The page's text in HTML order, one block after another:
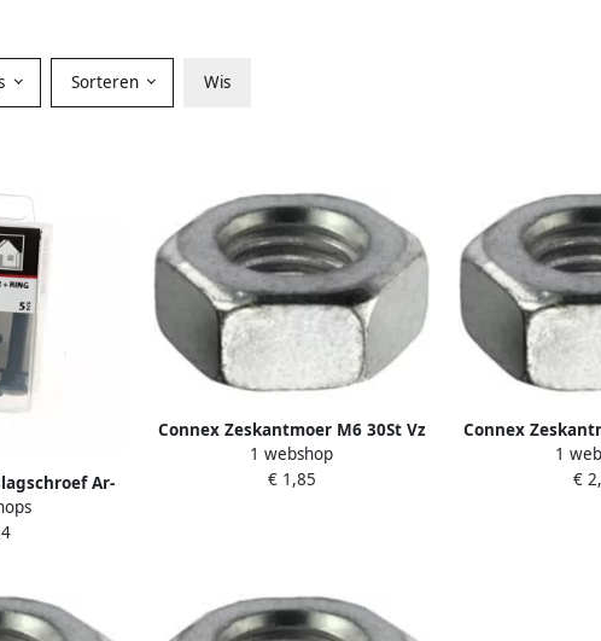
Sorteren Wis
Ar-
Kop Torx
30 stuks
Connex Zeskantmoer M6 30St Vz
KY4220006
1 webshop
€ 1,85
Connex
1
€